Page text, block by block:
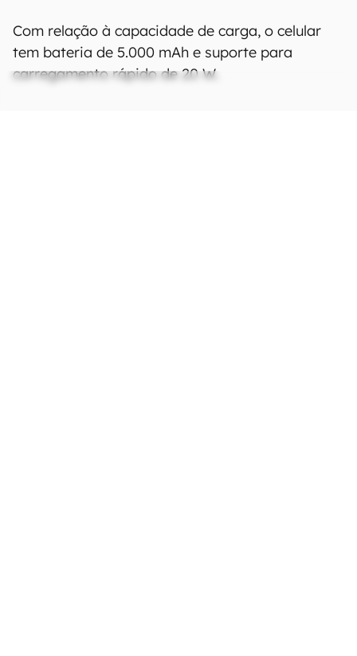
Com relação à capacidade de carga, o celular
tem bateria de 5.000 mAh e suporte para
carregamento rápido de 20 W.